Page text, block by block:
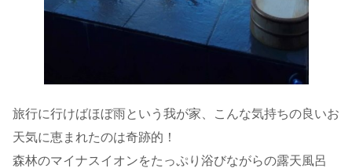
旅行に行けばほぼ雨という我が家、こんな気持ちの良いお
天気に恵まれたのは奇跡的！
森林のマイナスイオンをたっぷり浴びながらの露天風呂